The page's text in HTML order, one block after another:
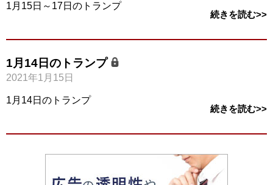
1月15日～17日のトランプ
続きを読む>>
1月14日のトランプ
2021年1月15日
1月14日のトランプ
続きを読む>>